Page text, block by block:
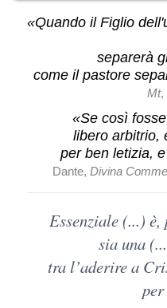
«Quando il Figlio dell'uomo verrà nella sua gloria
separerà
come il pastore
Mt,
«Se così
libero arbitrio,
per ben letizia,
Dante, Divina
Essenziale (...)
sia una
tra l’aderire a